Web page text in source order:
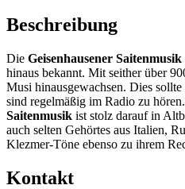
Beschreibung
Die Geisenhausener Saitenmusik
hinaus bekannt. Mit seither über
Musi hinausgewachsen. Dies
sind regelmäßig im Radio zu
Saitenmusik ist stolz darauf in
auch selten Gehörtes aus Italien,
Klezmer-Töne ebenso zu ihrem
Kontakt